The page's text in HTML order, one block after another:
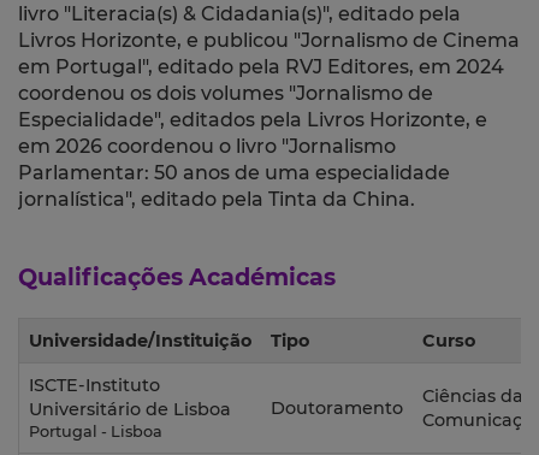
livro "Literacia(s) & Cidadania(s)", editado pela
Livros Horizonte, e publicou "Jornalismo de Cinema
em Portugal", editado pela RVJ Editores, em 2024
coordenou os dois volumes "Jornalismo de
Especialidade", editados pela Livros Horizonte, e
em 2026 coordenou o livro "Jornalismo
Parlamentar: 50 anos de uma especialidade
jornalística", editado pela Tinta da China.
Qualificações Académicas
Universidade/Instituição Tipo Curso
ISCTE-Instituto
Universitário de Lisboa
Portugal - Lisboa
Doutoramento
Ciências da